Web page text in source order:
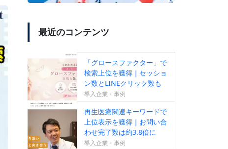
【SEO成果が出ていない方必
見！】無料SEOセカンドオピニ
オンサービスのお知らせ
【新サービス】成果報酬型リス
ティング広告のお知らせ
最近のコンテンツ
「グロースファクター」で
検索上位を獲得｜セッショ
ン数とLINEクリック数も
増加
導入企業・事例
再生医療関連キーワードで
上位表示を獲得｜お問い合
わせ完了数は約3.8倍に
導入企業・事例